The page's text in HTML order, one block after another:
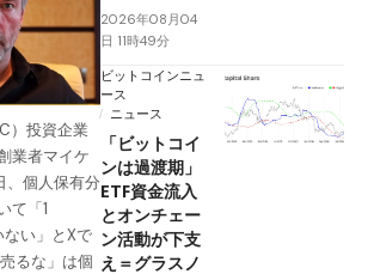
）投資企業
業者マイケ
、個人保有分
て「1
い」とXで
るな」は個
2026年08月04
日 11時49分
ビットコインニュ
ース
ニュース
「ビットコイ
ンは過渡期」
ETF資金流入
とオンチェー
ン活動が下支
え＝グラスノ